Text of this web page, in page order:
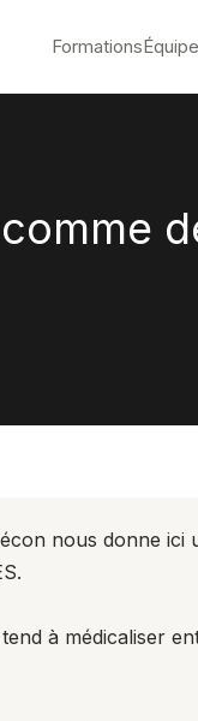
FormationsÉquipe
nous donne ici
à médicaliser